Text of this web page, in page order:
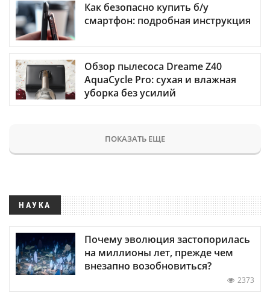
Как безопасно купить б/у
смартфон: подробная инструкция
Обзор пылесоса Dreame Z40
AquaCycle Pro: сухая и влажная
уборка без усилий
ПОКАЗАТЬ ЕЩЕ
НАУКА
Почему эволюция застопорилась
на миллионы лет, прежде чем
внезапно возобновиться?
2373